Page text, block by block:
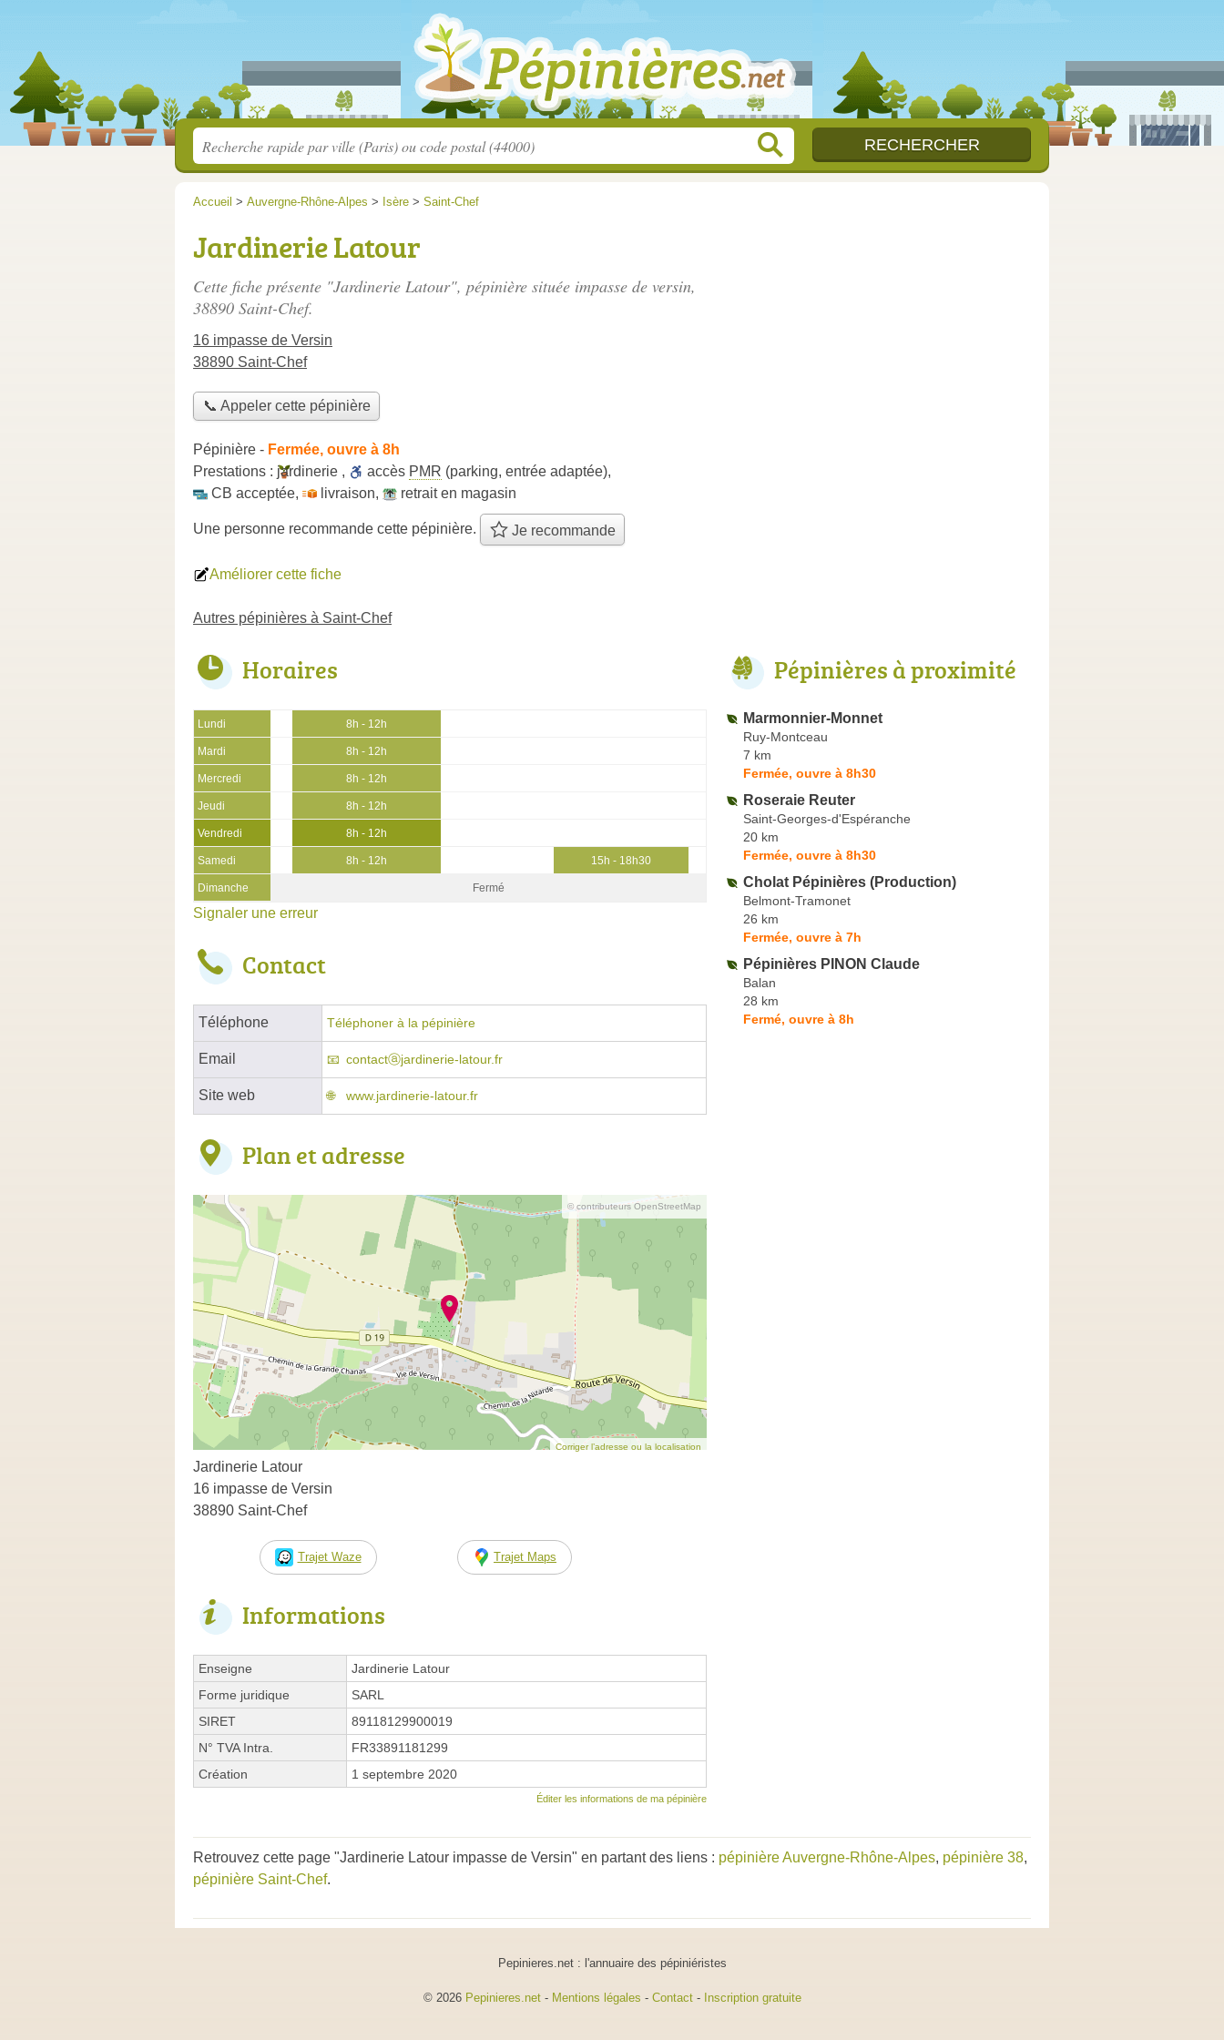
Accueil > Auvergne-Rhône-Alpes > Isère > Saint-Chef
Jardinerie Latour
Cette fiche présente "Jardinerie Latour", pépinière située impasse de versin,
38890 Saint-Chef.
16 impasse de Versin
38890 Saint-Chef
📞 Appeler cette pépinière
Pépinière - Fermée, ouvre à 8h
Prestations : jardinerie , accès PMR (parking, entrée adaptée),
CB acceptée, livraison, retrait en magasin
Une personne recommande cette pépinière. Je recommande
Améliorer cette fiche
Autres pépinières à Saint-Chef
Horaires
Lundi 8h - 12h
Mardi 8h - 12h
Mercredi 8h - 12h
Jeudi 8h - 12h
Vendredi 8h - 12h
Samedi 8h - 12h 15h - 18h30
Dimanche Fermé
Signaler une erreur
Contact
Téléphone Téléphoner à la pépinière
Email contactⓐjardinerie-latour.fr
Site web www.jardinerie-latour.fr
Plan et adresse
© contributeurs OpenStreetMap
Corriger l’adresse ou la localisation
Jardinerie Latour
16 impasse de Versin
38890 Saint-Chef
Trajet Waze Trajet Maps
Informations
Enseigne
Jardinerie Latour
Forme juridique
SARL
SIRET
89118129900019
N° TVA Intra.
FR33891181299
Création
1 septembre 2020
Éditer les informations de ma pépinière
Pépinières à proximité
Marmonnier-Monnet
Ruy-Montceau
7 km
Fermée, ouvre à 8h30
Roseraie Reuter
Saint-Georges-d'Espéranche
20 km
Fermée, ouvre à 8h30
Cholat Pépinières (Production)
Belmont-Tramonet
26 km
Fermée, ouvre à 7h
Pépinières PINON Claude
Balan
28 km
Fermé, ouvre à 8h
Retrouvez cette page "Jardinerie Latour impasse de Versin" en partant des liens : pépinière Auvergne-Rhône-Alpes, pépinière 38,
pépinière Saint-Chef.
Pepinieres.net : l'annuaire des pépiniéristes
© 2026 Pepinieres.net - Mentions légales - Contact- Inscription gratuite